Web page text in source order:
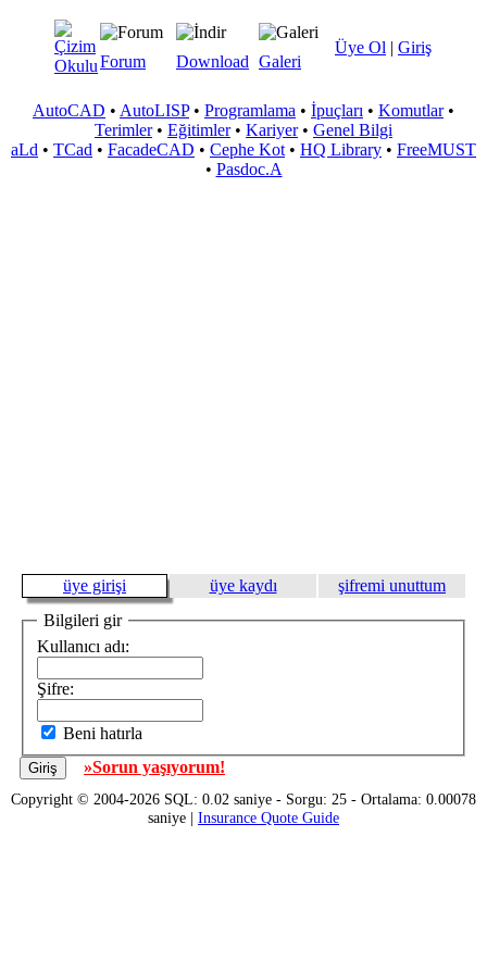
Üye Ol | Giriş
Forum Download Galeri
AutoCAD • AutoLISP• Programlama • İpuçları • Komutlar•
Terimler• Eğitimler• Kariyer• Genel Bilgi
aLd • TCad • FacadeCAD • Cephe Kot • HQ Library • FreeMUST
• Pasdoc.A
üye girişi üye kaydı
şifremi unuttum
Bilgileri gir
Kullanıcı adı:
Şifre:
Beni hatırla
»Sorun yaşıyorum!
Copyright © 2004-2026 SQL: 0.02 saniye - Sorgu: 25 - Ortalama: 0.00078
saniye | Insurance Quote Guide